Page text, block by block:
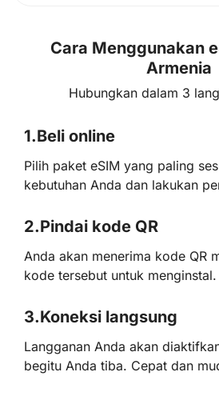
Cara Menggunakan
Armenia
Hubungkan dalam 3
1.Beli online
Pilih paket eSIM yang paling
kebutuhan Anda dan lakukan
2.Pindai kode QR
Anda akan menerima kode QR
kode tersebut untuk menginstal.
3.Koneksi langsung
Langganan Anda akan
begitu Anda tiba. Cepat dan